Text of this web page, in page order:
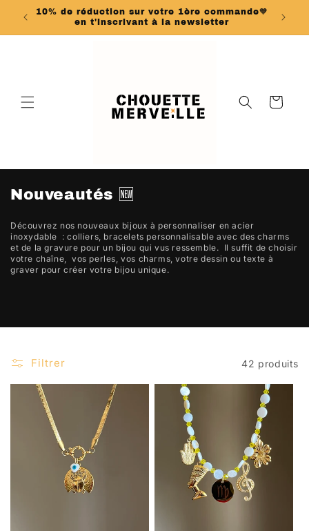
passer
10% de réduction sur votre 1ère commande🧡
en t'inscrivant à la newsletter
Panier
C
l
l
e
c
o
:
Nouveautés 🆕
Découvrez nos nouveaux bijoux à personnaliser en acier
inoxydable : colliers, bracelets personnalisable avec des charms
et de la gravure pour un bijou qui vus ressemble. Il suffit de choisir
votre chaîne, vos perles, vos charms, votre dessin ou texte à
graver pour créer votre bijou unique.
Filtrer 42 produits